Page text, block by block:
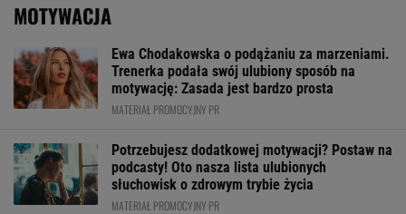
MOTYWACJA
Ewa Chodakowska o podążaniu za marzeniami.
Trenerka podała swój ulubiony sposób na
motywację: Zasada jest bardzo prosta
MATERIAŁ PROMOCYJNY PR
Potrzebujesz dodatkowej motywacji? Postaw na
podcasty! Oto nasza lista ulubionych
słuchowisk o zdrowym trybie życia
MATERIAŁ PROMOCYJNY PR